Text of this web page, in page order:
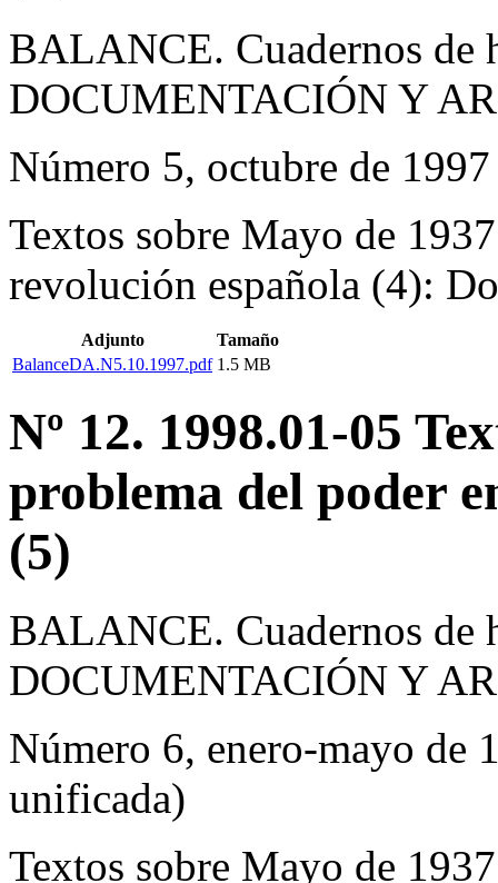
BALANCE. Cuadernos de
DOCUMENTACIÓN Y
Número 5, octubre de
Textos sobre Mayo de
revolución española (4):
Adjunto
Tamaño
BalanceDA.N5.10.1997.pdf 1.5 MB
Nº 12. 1998.01-05
problema del poder
(5)
BALANCE. Cuadernos de
DOCUMENTACIÓN Y
Número 6, enero-mayo de
unificada)
Textos sobre Mayo de